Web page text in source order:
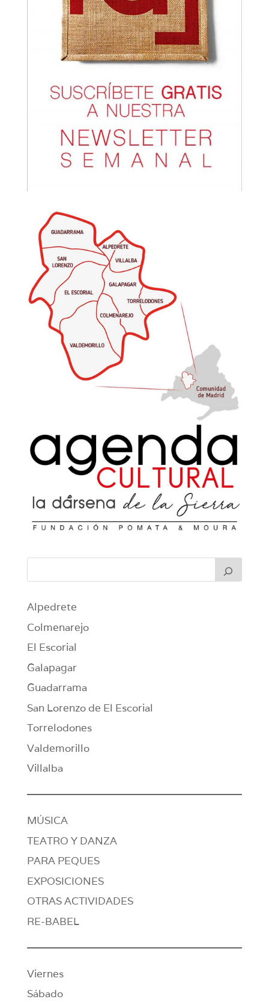
Alpedrete
Colmenarejo
El Escorial
Galapagar
Guadarrama
San Lorenzo de El Escorial
Torrelodones
Valdemorillo
Villalba
MÚSICA
TEATRO Y DANZA
PARA PEQUES
EXPOSICIONES
OTRAS ACTIVIDADES
RE-BABEL
Viernes
Sábado